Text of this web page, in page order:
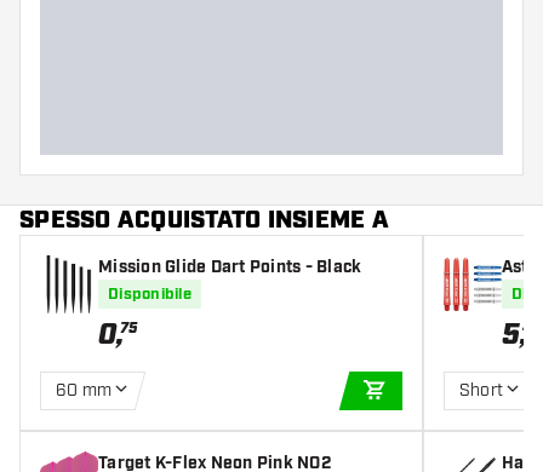
SPESSO ACQUISTATO INSIEME A
Mission Glide Dart Points - Black
Disponibile
0,75
60 mm
AGGIUNGI AL
Target K-Flex Neon Pink NO2
5,49
Short